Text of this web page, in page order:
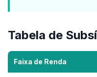
Tabela de
Faixa de Renda